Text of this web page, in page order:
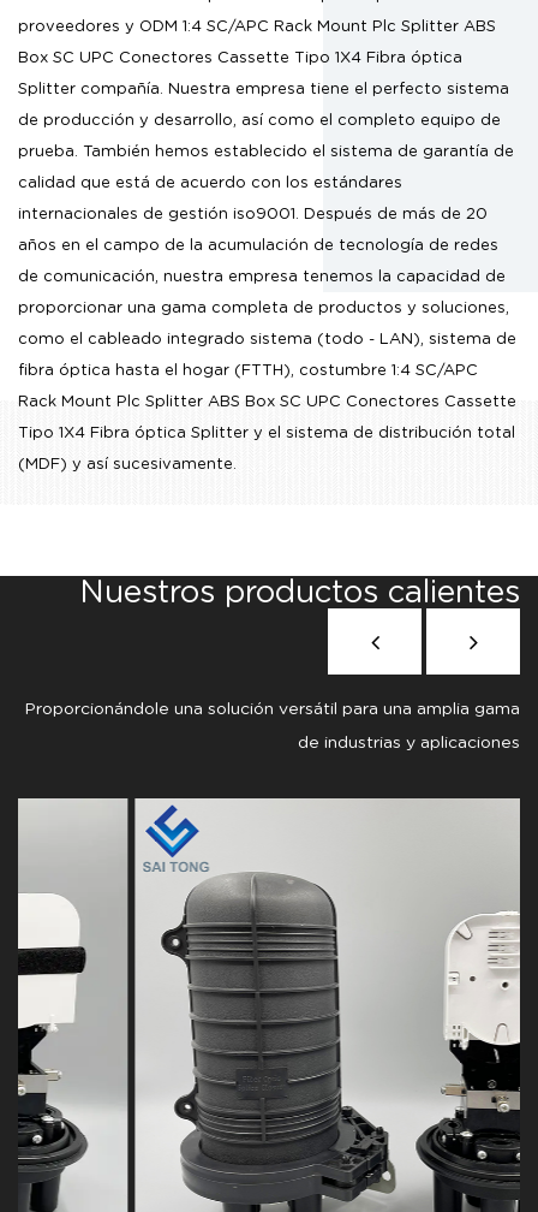
proveedores y ODM 1:4 SC/APC Rack Mount Plc Splitter ABS
Box SC UPC Conectores Cassette Tipo 1X4 Fibra óptica
Splitter compañía. Nuestra empresa tiene el perfecto sistema
de producción y desarrollo, así como el completo equipo de
prueba. También hemos establecido el sistema de garantía de
calidad que está de acuerdo con los estándares
internacionales de gestión iso9001. Después de más de 20
años en el campo de la acumulación de tecnología de redes
de comunicación, nuestra empresa tenemos la capacidad de
proporcionar una gama completa de productos y soluciones,
como el cableado integrado sistema (todo - LAN), sistema de
fibra óptica hasta el hogar (FTTH), costumbre 1:4 SC/APC
Rack Mount Plc Splitter ABS Box SC UPC Conectores Cassette
Tipo 1X4 Fibra óptica Splitter y el sistema de distribución total
(MDF) y así sucesivamente.
Nuestros productos calientes
Proporcionándole una solución versátil para una amplia gama
de industrias y aplicaciones